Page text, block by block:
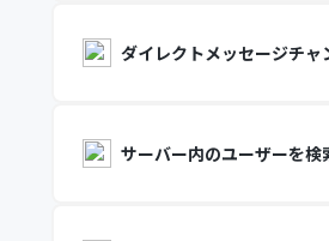
ダイレクトメッセージチャ
サーバー内のユーザーを検